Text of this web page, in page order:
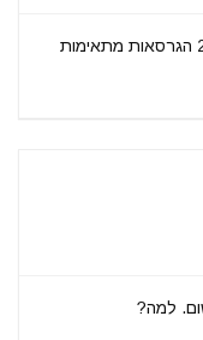
אין הבדל עבורנו. 2 הגרסאות מתאימות
למה?